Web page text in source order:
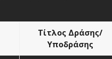
Τίτλος Δράσης/
Υποδράσης